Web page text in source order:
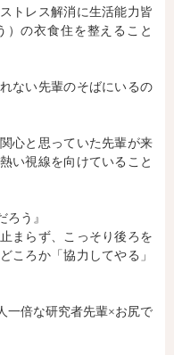
トレス解消に生活能力皆
）の衣食住を整えること
ない先輩のそばにいるの
心と思っていた先輩が来
い視線を向けていること
ろう』
まらず、こっそり後ろを
ころか「協力してやる」
一倍な研究者先輩×お尻で